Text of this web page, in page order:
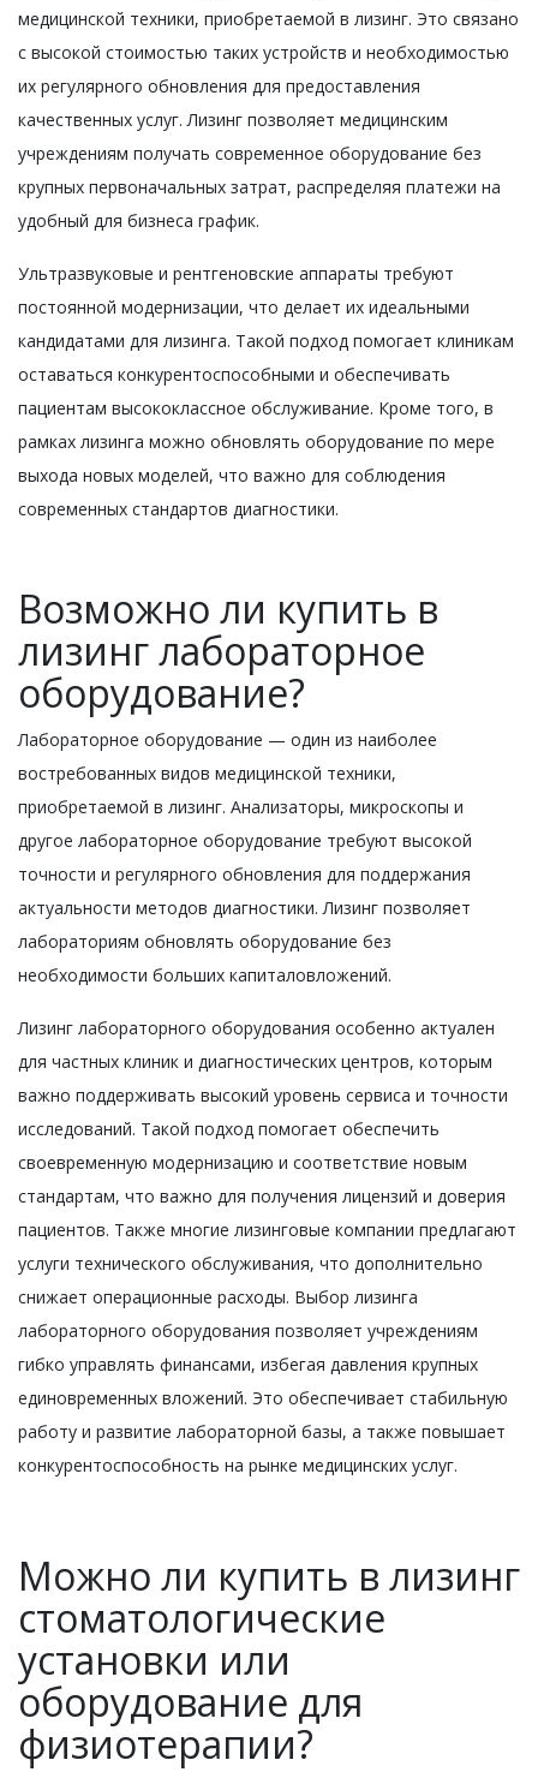
медицинской техники, приобретаемой в лизинг. Это связано
с высокой стоимостью таких устройств и необходимостью
их регулярного обновления для предоставления
качественных услуг. Лизинг позволяет медицинским
учреждениям получать современное оборудование без
крупных первоначальных затрат, распределяя платежи на
удобный для бизнеса график.
Ультразвуковые и рентгеновские аппараты требуют
постоянной модернизации, что делает их идеальными
кандидатами для лизинга. Такой подход помогает клиникам
оставаться конкурентоспособными и обеспечивать
пациентам высококлассное обслуживание. Кроме того, в
рамках лизинга можно обновлять оборудование по мере
выхода новых моделей, что важно для соблюдения
современных стандартов диагностики.
Возможно ли купить в
лизинг лабораторное
оборудование?
Лабораторное оборудование — один из наиболее
востребованных видов медицинской техники,
приобретаемой в лизинг. Анализаторы, микроскопы и
другое лабораторное оборудование требуют высокой
точности и регулярного обновления для поддержания
актуальности методов диагностики. Лизинг позволяет
лабораториям обновлять оборудование без
необходимости больших капиталовложений.
Лизинг лабораторного оборудования особенно актуален
для частных клиник и диагностических центров, которым
важно поддерживать высокий уровень сервиса и точности
исследований. Такой подход помогает обеспечить
своевременную модернизацию и соответствие новым
стандартам, что важно для получения лицензий и доверия
пациентов. Также многие лизинговые компании предлагают
услуги технического обслуживания, что дополнительно
снижает операционные расходы. Выбор лизинга
лабораторного оборудования позволяет учреждениям
гибко управлять финансами, избегая давления крупных
единовременных вложений. Это обеспечивает стабильную
работу и развитие лабораторной базы, а также повышает
конкурентоспособность на рынке медицинских услуг.
Можно ли купить в лизинг
стоматологические
установки или
оборудование для
физиотерапии?